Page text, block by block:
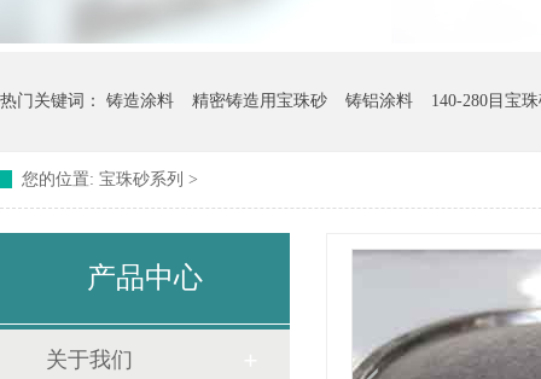
热门关键词： 铸造涂料 精密铸造用宝珠砂 铸铝涂料 140-280目宝
您的位置: 宝珠砂系列 >
产品中心
关于我们